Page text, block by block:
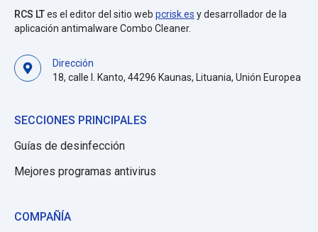
RCS LTes el editor del sitio web pcrisk.es y desarrollador de la
aplicación antimalware Combo Cleaner.
Dirección
18, calle I. Kanto, 44296 Kaunas, Lituania, Unión Europea
SECCIONES PRINCIPALES
Guías de desinfección
Mejores programas antivirus
COMPAÑÍA